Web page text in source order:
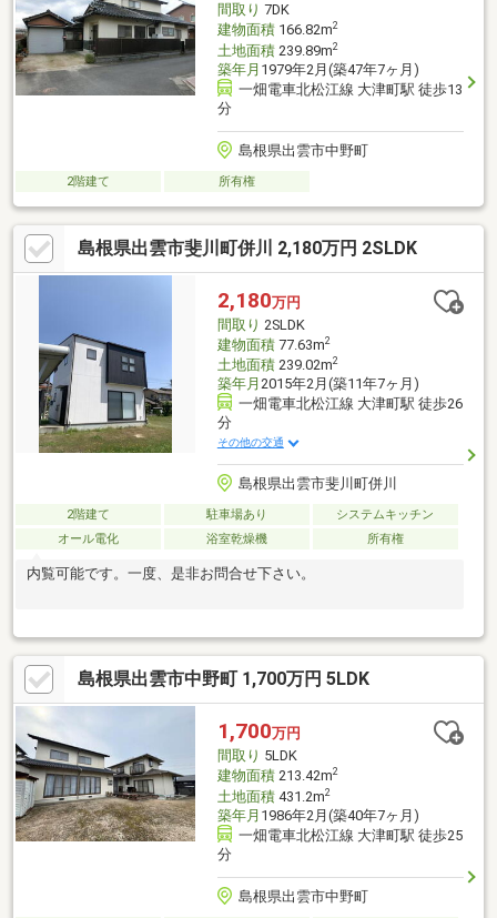
間取り 7DK
建物面積166.82m2
土地面積239.89m2
築年月 1979年2月(築47年7ヶ月)
一畑電車北松江線 大津町駅 徒歩13
分
島根県出雲市中野町
2階建て 所有権
島根県出雲市斐川町併川 2,180万円 2SLDK
2,180万円
間取り 2SLDK
建物面積77.63m2
土地面積239.02m2
築年月 2015年2月(築11年7ヶ月)
一畑電車北松江線 大津町駅 徒歩26
分
その他の交通
島根県出雲市斐川町併川
2階建て 駐車場あり
システムキッチン
オール電化
浴室乾燥機 所有権
内覧可能です。一度、是非お問合せ下さい。
島根県出雲市中野町 1,700万円 5LDK
1,700万円
間取り 5LDK
建物面積213.42m2
土地面積431.2m2
築年月 1986年2月(築40年7ヶ月)
一畑電車北松江線 大津町駅 徒歩25
分
島根県出雲市中野町